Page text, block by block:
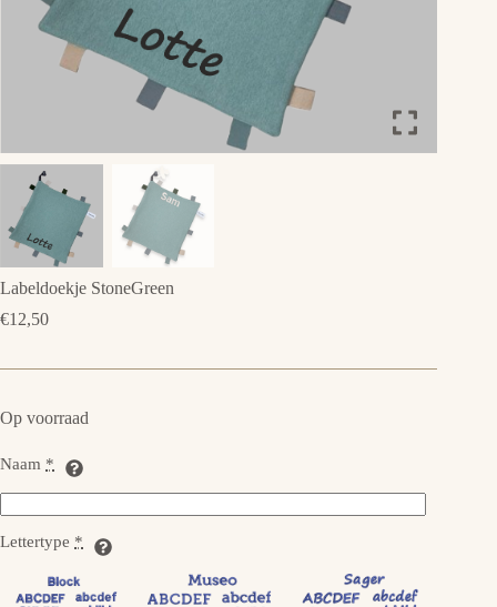
Labeldoekje StoneGreen
€12,50
Op voorraad
Naam *
Lettertype *